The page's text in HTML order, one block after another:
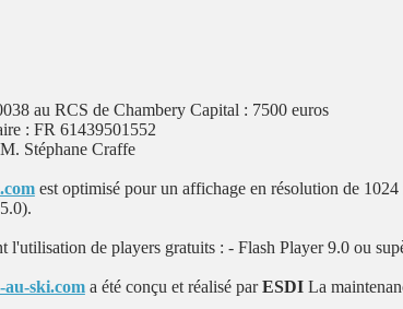
au RCS de Chambery Capital : 7500 euros
: FR 61439501552
Stéphane Craffe
est optimisé pour un affichage en résolution de
l'utilisation de players gratuits : - Flash Player 9.0 ou
au-ski.coma été conçu et réalisé parESDILa